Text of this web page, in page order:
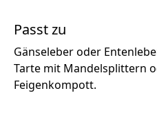
Passt zu
Gänseleber oder
Tarte mit Mandelsplittern
Feigenkompott.